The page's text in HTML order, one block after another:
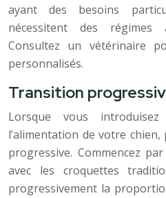
ayant des besoins
nécessitent des régimes
Consultez un vétérinaire
personnalisés.
Transition
Lorsque vous
l’alimentation de votre
progressive. Commencez
avec les croquettes
progressivement la